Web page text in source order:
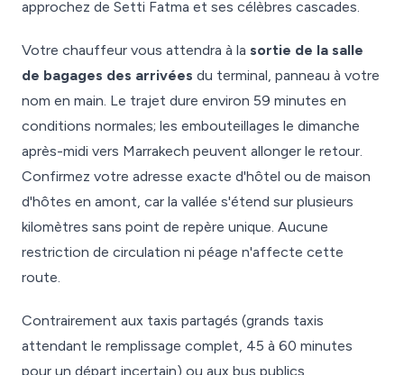
approchez de Setti Fatma et ses célèbres cascades.
Votre chauffeur vous attendra à la sortie de la salle
de bagages des arrivées du terminal, panneau à votre
nom en main. Le trajet dure environ 59 minutes en
conditions normales; les embouteillages le dimanche
après-midi vers Marrakech peuvent allonger le retour.
Confirmez votre adresse exacte d'hôtel ou de maison
d'hôtes en amont, car la vallée s'étend sur plusieurs
kilomètres sans point de repère unique. Aucune
restriction de circulation ni péage n'affecte cette
route.
Contrairement aux taxis partagés (grands taxis
attendant le remplissage complet, 45 à 60 minutes
pour un départ incertain) ou aux bus publics